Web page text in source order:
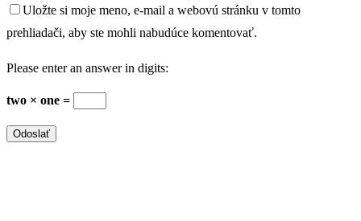
Uložte si moje meno, e-mail a webovú stránku v tomto
prehliadači, aby ste mohli nabudúce komentovať.
Please enter an answer in digits:
two × one =